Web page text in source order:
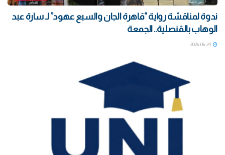
ندوة لمناقشة رواية “قاهرة الجان والسبع عهود” لـ سارة عبد
الوهاب بالقنصلية.. الجمعة